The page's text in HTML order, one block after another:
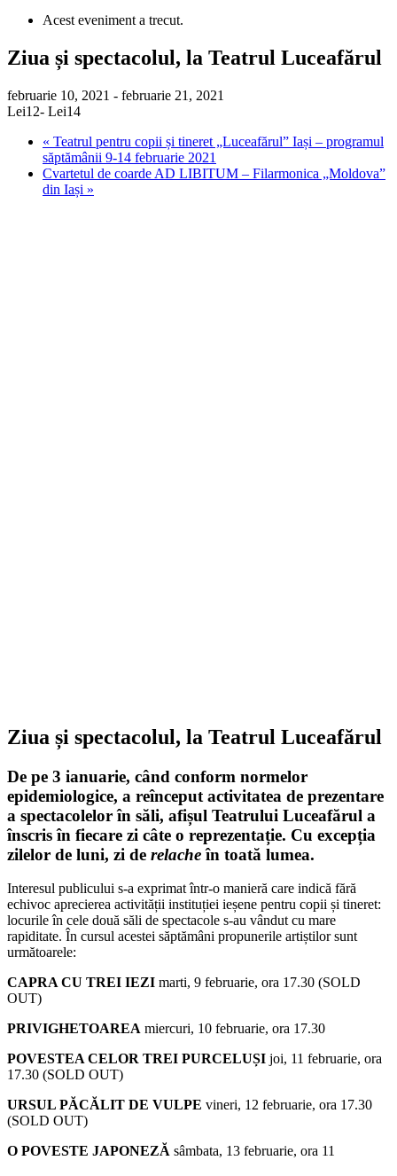
Acest eveniment a trecut.
Ziua și spectacolul, la Teatrul Luceafărul
februarie 10, 2021 - februarie 21, 2021
Lei12- Lei14
« Teatrul pentru copii și tineret „Luceafărul” Iași – programul
săptămânii 9-14 februarie 2021
Cvartetul de coarde AD LIBITUM – Filarmonica „Moldova”
din Iași »
Ziua și spectacolul, la Teatrul Luceafărul
De pe 3 ianuarie, când conform normelor
epidemiologice, a reînceput activitatea de prezentare
a spectacolelor în săli, afișul Teatrului Luceafărul a
înscris în fiecare zi câte o reprezentație. Cu excepția
zilelor de luni, zi de relacheîn toată lumea.
Interesul publicului s-a exprimat într-o manieră care indică fără
echivoc aprecierea activității instituției ieșene pentru copii și tineret:
locurile în cele două săli de spectacole s-au vândut cu mare
rapiditate. În cursul acestei săptămâni propunerile artiștilor sunt
următoarele:
CAPRA CU TREI IEZI marti, 9 februarie, ora 17.30 (SOLD
OUT)
PRIVIGHETOAREA miercuri, 10 februarie, ora 17.30
POVESTEA CELOR TREI PURCELUȘI joi, 11 februarie, ora
17.30 (SOLD OUT)
URSUL PĂCĂLIT DE VULPE vineri, 12 februarie, ora 17.30
(SOLD OUT)
O POVESTE JAPONEZĂ sâmbata, 13 februarie, ora 11